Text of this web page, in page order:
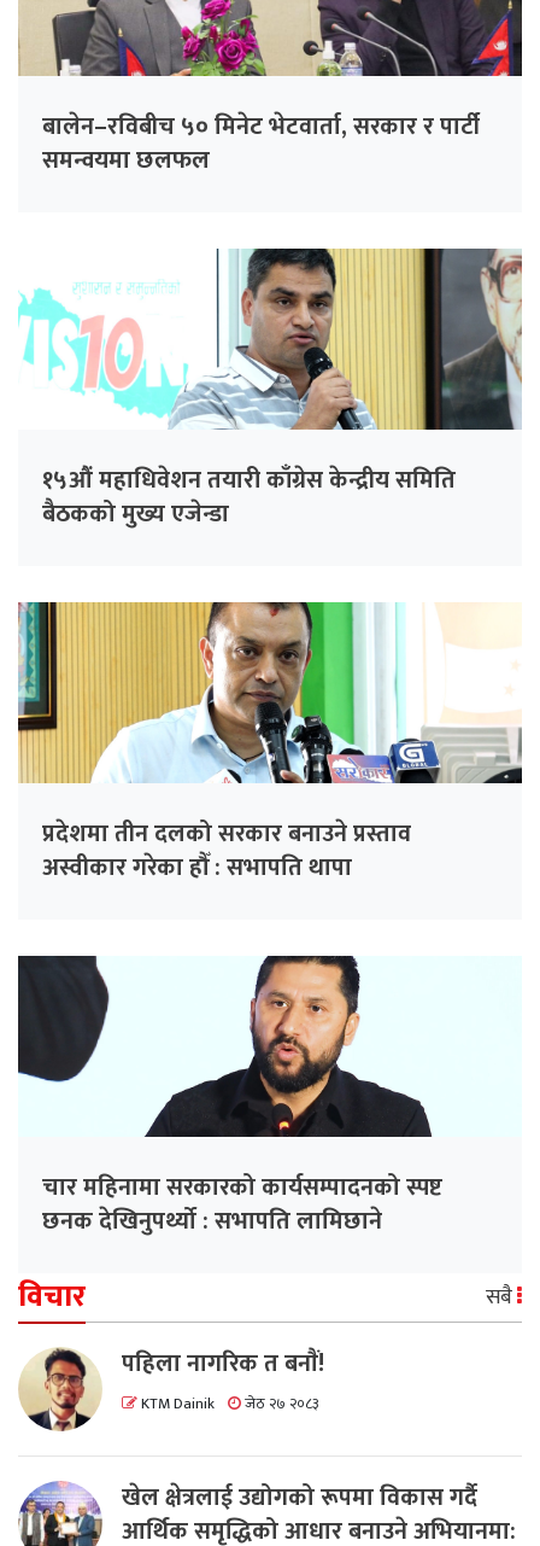
बालेन–रविबीच ५० मिनेट भेटवार्ता, सरकार र पार्टी
समन्वयमा छलफल
१५औं महाधिवेशन तयारी काँग्रेस केन्द्रीय समिति
बैठकको मुख्य एजेन्डा
प्रदेशमा तीन दलको सरकार बनाउने प्रस्ताव
अस्वीकार गरेका हौँ : सभापति थापा
चार महिनामा सरकारको कार्यसम्पादनको स्पष्ट
छनक देखिनुपर्थ्यो : सभापति लामिछाने
विचार सबै
पहिला नागरिक त बनाैं!
KTM Dainik जेठ २७ २०८३
खेल क्षेत्रलाई उद्योगको रूपमा विकास गर्दै
आर्थिक समृद्धिको आधार बनाउने अभियानमा: